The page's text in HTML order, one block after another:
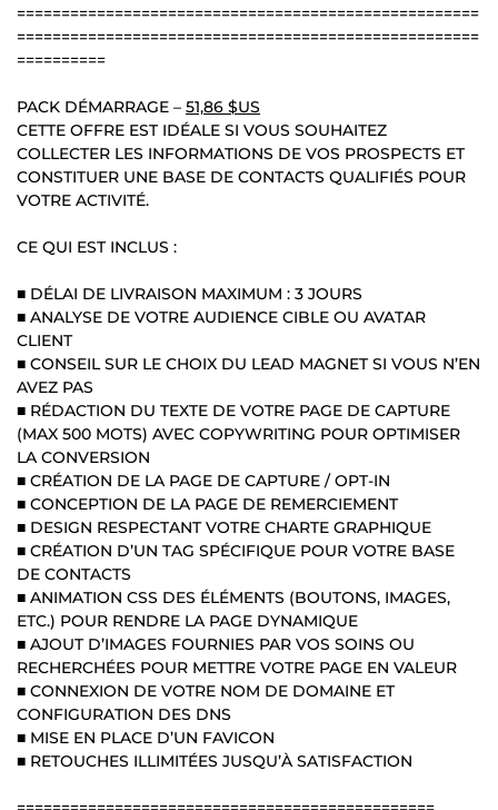
====================================================
====================================================
==========
PACK DÉMARRAGE – 51,86 $US
CETTE OFFRE EST IDÉALE SI VOUS SOUHAITEZ
COLLECTER LES INFORMATIONS DE VOS PROSPECTS ET
CONSTITUER UNE BASE DE CONTACTS QUALIFIÉS POUR
VOTRE ACTIVITÉ.
CE QUI EST INCLUS :
■ DÉLAI DE LIVRAISON MAXIMUM : 3 JOURS
■ ANALYSE DE VOTRE AUDIENCE CIBLE OU AVATAR
CLIENT
■ CONSEIL SUR LE CHOIX DU LEAD MAGNET SI VOUS N’EN
AVEZ PAS
■ RÉDACTION DU TEXTE DE VOTRE PAGE DE CAPTURE
(MAX 500 MOTS) AVEC COPYWRITING POUR OPTIMISER
LA CONVERSION
■ CRÉATION DE LA PAGE DE CAPTURE / OPT-IN
■ CONCEPTION DE LA PAGE DE REMERCIEMENT
■ DESIGN RESPECTANT VOTRE CHARTE GRAPHIQUE
■ CRÉATION D’UN TAG SPÉCIFIQUE POUR VOTRE BASE
DE CONTACTS
■ ANIMATION CSS DES ÉLÉMENTS (BOUTONS, IMAGES,
ETC.) POUR RENDRE LA PAGE DYNAMIQUE
■ AJOUT D’IMAGES FOURNIES PAR VOS SOINS OU
RECHERCHÉES POUR METTRE VOTRE PAGE EN VALEUR
■ CONNEXION DE VOTRE NOM DE DOMAINE ET
CONFIGURATION DES DNS
■ MISE EN PLACE D’UN FAVICON
■ RETOUCHES ILLIMITÉES JUSQU’À SATISFACTION